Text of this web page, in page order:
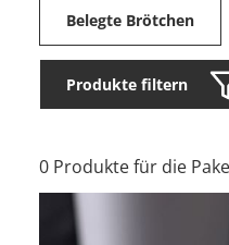
Belegte Brötchen
Produkte filtern
0 Produkte für die